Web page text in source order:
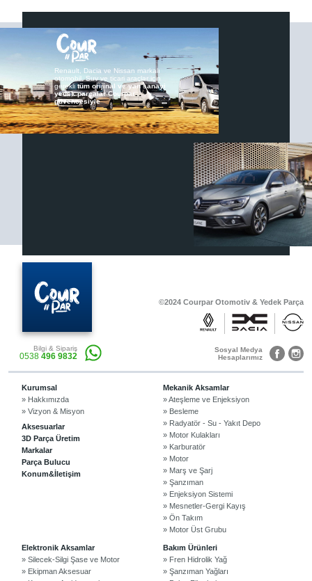
Renault, Dacia ve Nissan markalı
otomobil, Suv ve ticari araçlar için
gereklitüm orijinal ve yan sanayi
yedek parçalar Courpar
güvencesiyle
©2024 Courpar Otomotiv & Yedek Parça
Bilgi & Sipariş
0538 496 9832
Sosyal Medya
Hesaplarımız
Kurumsal
» Hakkımızda
» Vizyon & Misyon
Aksesuarlar
3D Parça Üretim
Markalar
Parça Bulucu
Konum&İletişim
Mekanik Aksamlar
» Ateşleme ve Enjeksiyon
» Besleme
» Radyatör - Su - Yakıt Depo
» Motor Kulakları
» Karburatör
» Motor
» Marş ve Şarj
» Şanzıman
» Enjeksiyon Sistemi
» Mesnetler-Gergi Kayış
» Ön Takım
» Motor Üst Grubu
Elektronik Aksamlar
» Silecek-Silgi Şase ve Motor
» Ekipman Aksesuar
Bakım Ürünleri
» Fren Hidrolik Yağ
» Şanzıman Yağları